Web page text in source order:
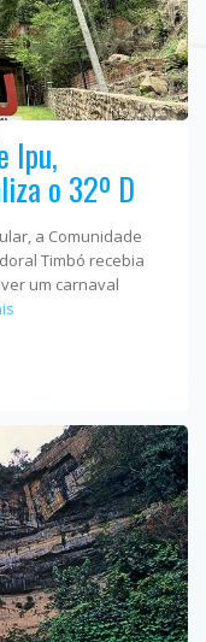
Ipu,
o 32º D
a Comunidade
Timbó recebia
um carnaval